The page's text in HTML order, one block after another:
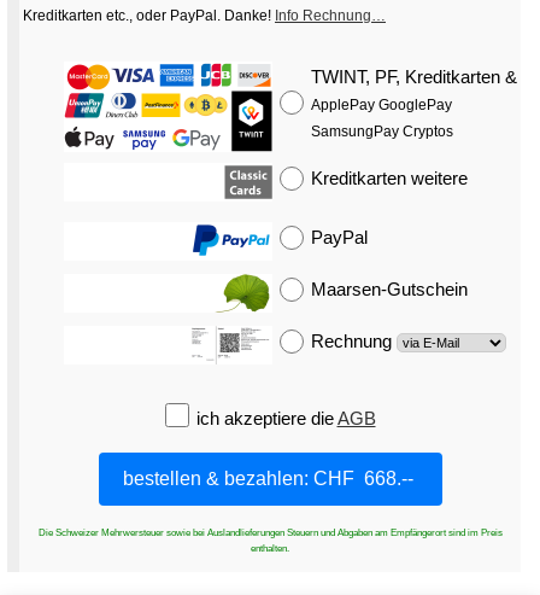
Kreditkarten etc., oder PayPal. Danke! Info Rechnung…
TWINT, PF, Kreditkarten &
ApplePay GooglePay
SamsungPay Cryptos
Kreditkarten weitere
PayPal
Maarsen-Gutschein
Rechnung
ich akzeptiere dieAGB
Die Schweizer Mehrwersteuer sowie bei Auslandlieferungen Steuern und Abgaben am Empfängerort sind im Preis
enthalten.